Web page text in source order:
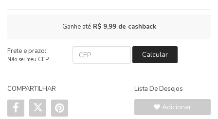
Ganhe atéR$ 9,99de cashback
Frete e prazo:
Não sei meu CEP
Calcular
COMPARTILHAR Lista De Desejos
Adicionar